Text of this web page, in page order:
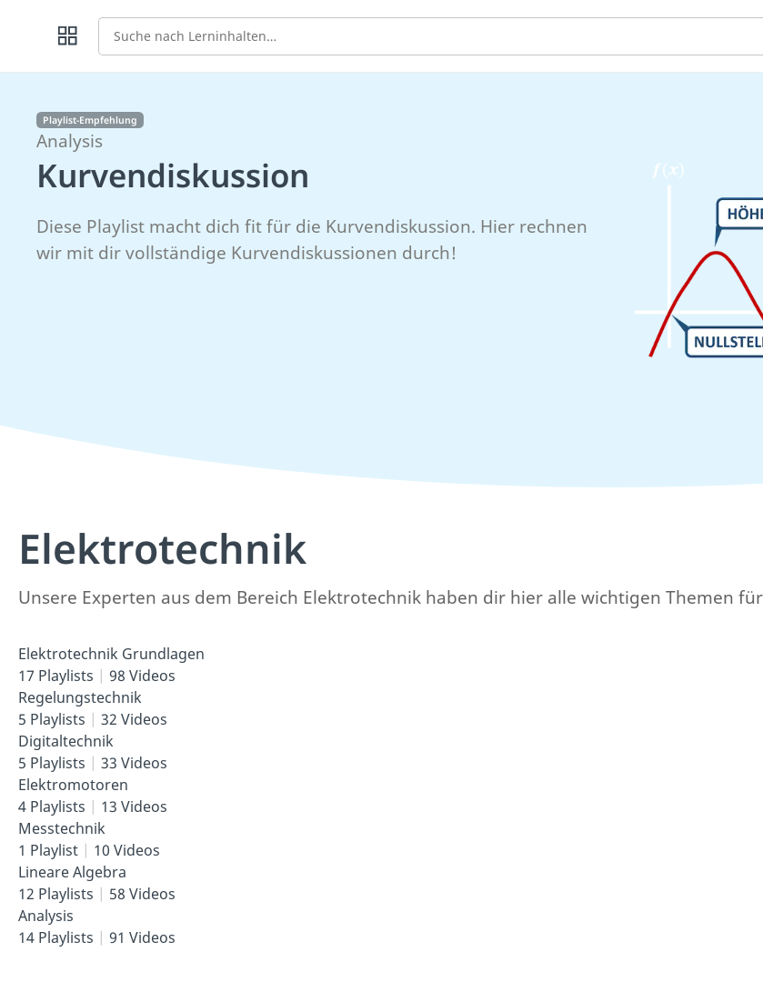
Suche
Playlist-Empfehlung
Analysis
Kurvendiskussion
Diese Playlist macht dich fit für die Kurvendiskussion. Hier rechnen
wir mit dir vollständige Kurvendiskussionen durch!
Elektrotechnik
Unsere Experten aus dem Bereich Elektrotechnik haben dir hier alle wichtigen Themen
Elektrotechnik Grundlagen
17 Playlists
98 Videos
Regelungstechnik
5 Playlists
32 Videos
Digitaltechnik
5 Playlists
33 Videos
Elektromotoren
4 Playlists
13 Videos
Messtechnik
1 Playlist
10 Videos
Lineare Algebra
12 Playlists
58 Videos
Analysis
14 Playlists
91 Videos